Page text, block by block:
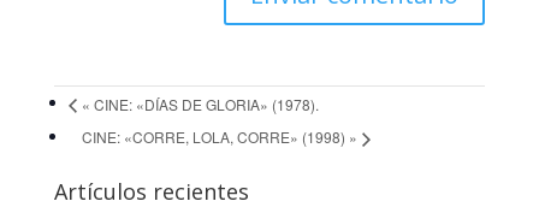
« CINE: «DÍAS DE GLORIA» (1978).
CINE: «CORRE, LOLA, CORRE» (1998) »
Artículos recientes